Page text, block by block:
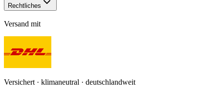
Rechtliches
Versand mit
Versichert · klimaneutral · deutschlandweit